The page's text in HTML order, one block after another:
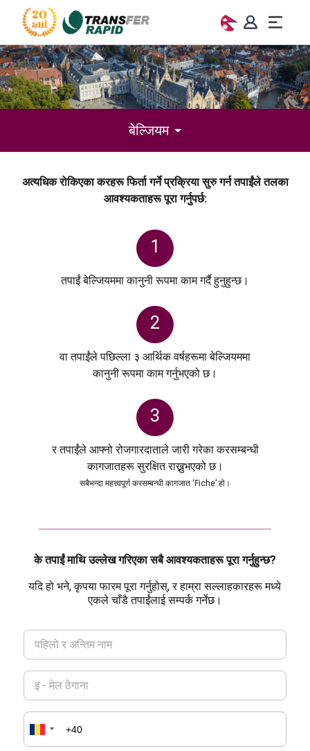
बेल्जियम
अत्यधिक रोकिएका करहरू फिर्ता गर्ने प्रक्रिया सुरु गर्न तपाईंले तलका
आवश्यकताहरू पूरा गर्नुपर्छ:
1
तपाईं बेल्जियममा कानुनी रूपमा काम गर्दै हुनुहुन्छ।
2
वा तपाईंले पछिल्ला ३ आर्थिक वर्षहरूमा बेल्जियममा
कानुनी रूपमा काम गर्नुभएको छ।
3
र तपाईंले आफ्नो रोजगारदाताले जारी गरेका करसम्बन्धी
कागजातहरू सुरक्षित राख्नुभएको छ।
सबैभन्दा महत्त्वपूर्ण करसम्बन्धी कागजात ‘Fiche’ हो।
के तपाईं माथि उल्लेख गरिएका सबै आवश्यकताहरू पूरा गर्नुहुन्छ?
यदि हो भने, कृपया फारम पूरा गर्नुहोस्, र हाम्रा सल्लाहकारहरू मध्ये
एकले चाँडै तपाईंलाई सम्पर्क गर्नेछ।